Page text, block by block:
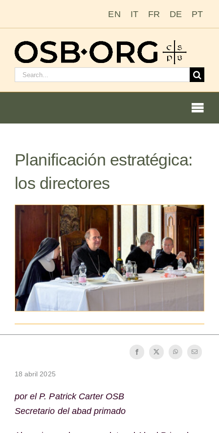
EN IT FR DE PT
Buscar:
La orden benedictina
La medalla de San Benito
NEXUS
Archivo de OSB.org
Planificación estratégica:
los directores
18 abril 2025
por el P. Patrick Carter OSB
Secretario del abad primado